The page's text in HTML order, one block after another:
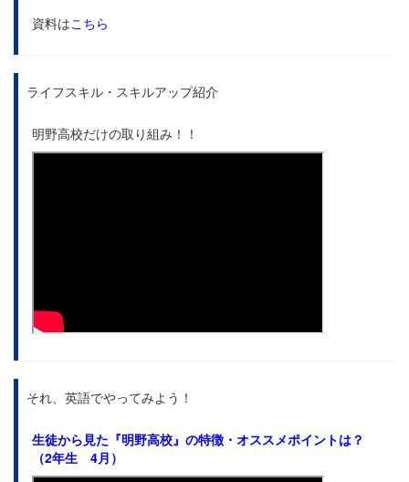
資料はこちら
ライフスキル・スキルアップ紹介
明野高校だけの取り組み！！
それ、英語でやってみよう！
生徒から見た 『明野高校』の特徴・オススメポイントは？
（2年生 4月）